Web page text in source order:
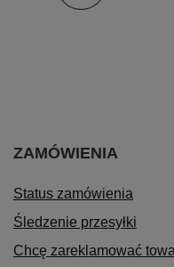
ZAMÓWIENIA
Status zamówienia
Śledzenie przesyłki
Chcę zareklamować